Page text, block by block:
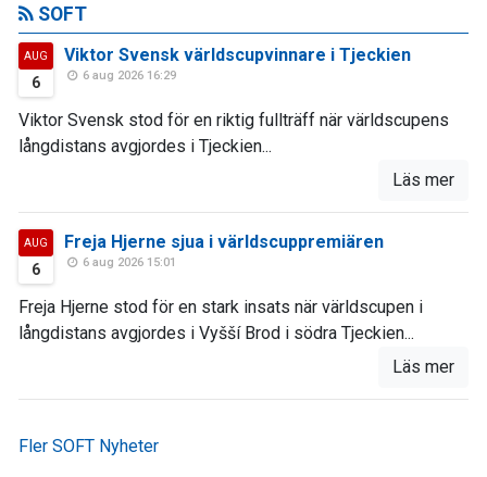
SOFT
AUG
6
Viktor Svensk världscupvinnare i Tjeckien
6 aug 2026 16:29
Viktor Svensk stod för en riktig fullträff när världscupens
långdistans avgjordes i Tjeckien...
Läs mer
AUG
6
Freja Hjerne sjua i världscuppremiären
6 aug 2026 15:01
Freja Hjerne stod för en stark insats när världscupen i
långdistans avgjordes i Vyšší Brod i södra Tjeckien...
Läs mer
Fler SOFT Nyheter